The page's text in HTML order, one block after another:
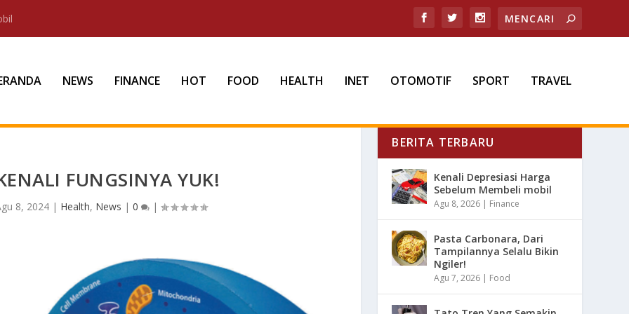
NEWS FINANCE HOT FOOD HEALTH INET OTOMOTIF SPORT TRAVEL
FUNGSINYA YUK!
8, 2024| Health, News | 0 |
BERITA TERBARU
Kenali Depresiasi Harga
Sebelum Membeli mobil
Agu 8, 2026 | Finance
Pasta Carbonara, Dari
Tampilannya Selalu Bikin
Ngiler!
Agu 7, 2026 | Food